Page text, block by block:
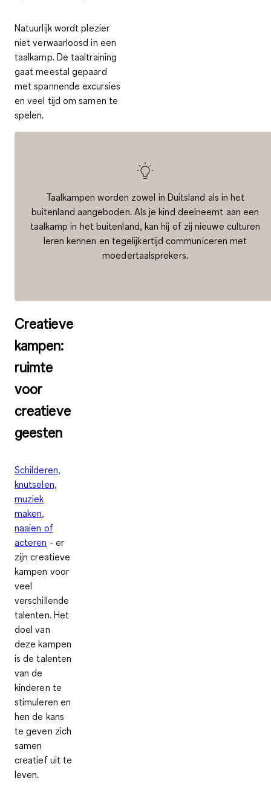
Natuurlijk wordt plezier
niet verwaarloosd in een
taalkamp. De taaltraining
gaat meestal gepaard
metspannende excursies
enveel tijd om samen te
spelen.
Taalkampen worden zowel in Duitsland als in het
buitenland aangeboden. Als je kind deelneemt aan een
taalkamp in het buitenland, kan hij of zij nieuwe culturen
leren kennen en tegelijkertijd communiceren met
moedertaalsprekers.
Creatieve
kampen:
ruimte
voor
creatieve
geesten
Schilderen,
knutselen,
muziek
maken,
naaien of
acteren - er
zijn creatieve
kampen voor
veel
verschillende
talenten. Het
doel van
deze kampen
is de talenten
van de
kinderen te
stimuleren en
hen de kans
te geven zich
samen
creatief uit te
leven.